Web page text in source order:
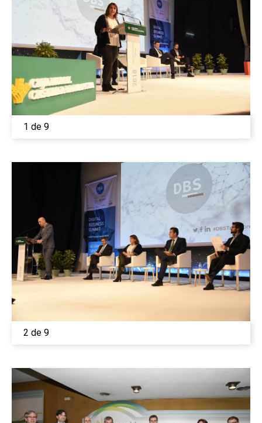
1 de 9
2 de 9